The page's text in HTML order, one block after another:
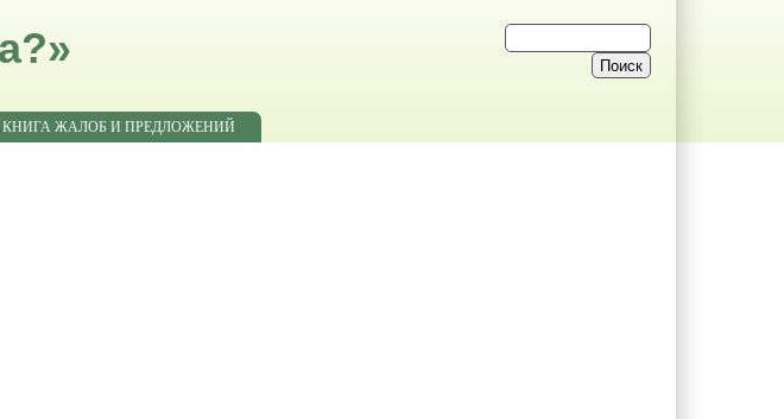
КНИГА ЖАЛОБ И ПРЕДЛОЖЕНИЙ